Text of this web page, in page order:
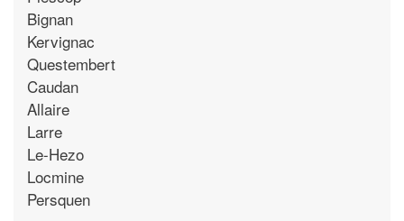
Bignan
Kervignac
Questembert
Caudan
Allaire
Larre
Le-Hezo
Locmine
Persquen